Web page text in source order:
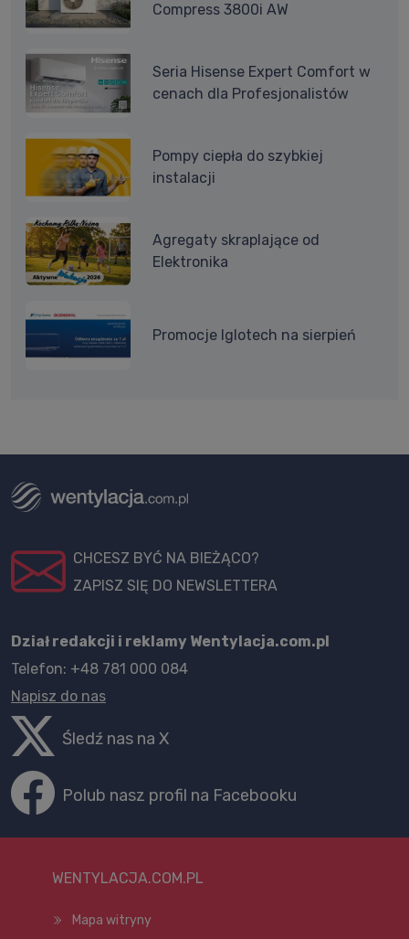
Compress 3800i AW
Seria Hisense Expert Comfort w
cenach dla Profesjonalistów
Pompy ciepła do szybkiej
instalacji
Agregaty skraplające od
Elektronika
Promocje Iglotech na sierpień
CHCESZ BYĆ NA BIEŻĄCO?
ZAPISZ SIĘ DO NEWSLETTERA
Dział redakcji i reklamy Wentylacja.com.pl
Telefon: +48 781 000 084
Napisz do nas
Śledź nas na X
Polub nasz profil na Facebooku
WENTYLACJA.COM.PL
Mapa witryny